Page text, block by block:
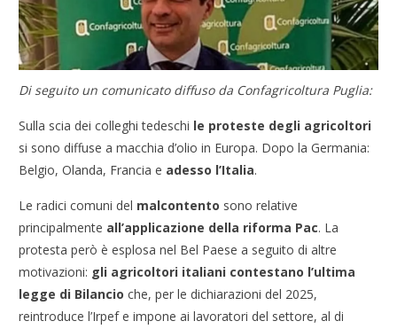
Di seguito un comunicato diffuso da Confagricoltura Puglia:
Sulla scia dei colleghi tedeschi le proteste degli agricoltori
si sono diffuse a macchia d’olio in Europa. Dopo la Germania:
Belgio, Olanda, Francia e adesso l’Italia.
Le radici comuni del malcontento sono relative
principalmente all’applicazione della riforma Pac. La
protesta però è esplosa nel Bel Paese a seguito di altre
motivazioni: gli agricoltori italiani contestano l’ultima
legge di Bilancio che, per le dichiarazioni del 2025,
reintroduce l’Irpef e impone ai lavoratori del settore, al di